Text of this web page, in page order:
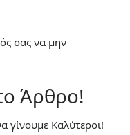
σας να μην
Άρθρο!
γίνουμε Καλύτεροι!